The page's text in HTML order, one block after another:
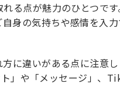
る点が魅力のひとつで
身の気持ちや感情を入
に違いがある点に注意
」や「メッセージ」、